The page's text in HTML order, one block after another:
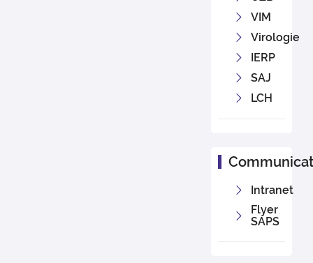
VIM
Virologie
IERP
SAJ
LCH
Intranet
Flyer
SAPS